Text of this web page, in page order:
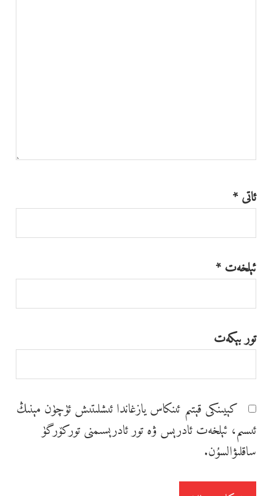
ئاتى*
ئېلخەت*
تور بېكەت
كېيىنكى قېتىم ئىنكاس يازغاندا ئ‍ىشلىتىش ئۈچۈن مېنىڭ
ئ‍ىسىم، ئېلخەت ئادرېس ۋە تور ئادرېسىمنى توركۆرگۈ
ساقلىۋالسۇن.